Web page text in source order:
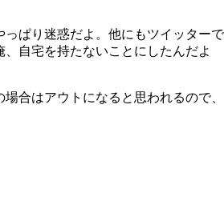
ぱり迷惑だよ。他にもツイッターで
自宅を持たないことにしたんだよ
合はアウトになると思われるので、